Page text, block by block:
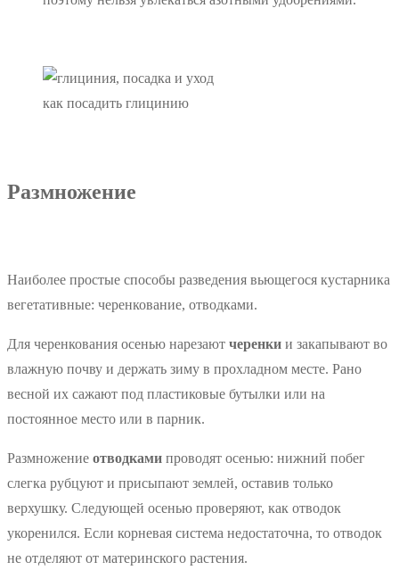
как посадить глицинию
Размножение
Наиболее простые способы разведения вьющегося кустарника
вегетативные: черенкование, отводками.
Для черенкования осенью нарезают черенки и закапывают во
влажную почву и держать зиму в прохладном месте. Рано
весной их сажают под пластиковые бутылки или на
постоянное место или в парник.
Размножение отводками проводят осенью: нижний побег
слегка рубцуют и присыпают землей, оставив только
верхушку. Следующей осенью проверяют, как отводок
укоренился. Если корневая система недостаточна, то отводок
не отделяют от материнского растения.